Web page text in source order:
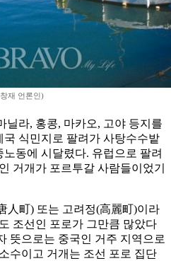
재 언론인)
닐라, 홍콩, 마카오, 고야 등지를
식민지로 팔려가 사탕수수밭
동에 시달렸다. 유럽으로 팔려
거개가 포르투갈 사람들이었기
人町) 또는 고려정(高麗町)이라
조선인 포로가 그만큼 많았다
뜻으로는 중국인 거주 지역으로
수이고 거개는 조선 포로 집단